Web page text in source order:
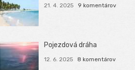
21. 4. 2025 9 komentárov
Pojezdová dráha
12. 6. 2025 8 komentárov